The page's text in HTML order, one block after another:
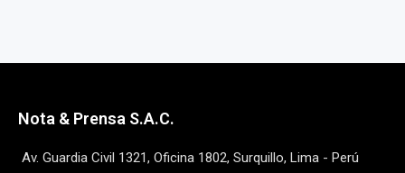
Nota & Prensa S.A.C.
Av. Guardia Civil 1321, Oficina 1802, Surquillo, Lima - Perú